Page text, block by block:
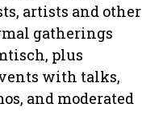
artists and other
gatherings
plus
with talks,
and moderated